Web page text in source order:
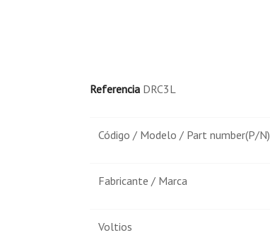
Referencia DRC3L
Código / Modelo / Part number(P/N)
Fabricante / Marca
Voltios